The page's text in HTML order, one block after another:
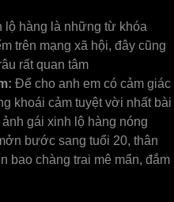
lộ hàng là những từ khóa
trên mạng xã hội, đây cũng
rất quan tâm
Để cho anh em có cảm giác
khoái cảm tuyệt vời nhất bài
gái xinh lộ hàng nóng
bước sang tuổi 20, thân
bao chàng trai mê mẩn, đắm